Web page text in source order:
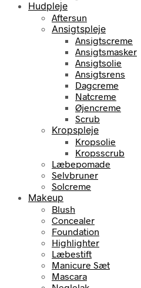
Hudpleje
Aftersun
Ansigtspleje
Ansigtscreme
Ansigtsmasker
Ansigtsolie
Ansigtsrens
Dagcreme
Natcreme
Øjencreme
Scrub
Kropspleje
Kropsolie
Kropsscrub
Læbepomade
Selvbruner
Solcreme
Makeup
Blush
Concealer
Foundation
Highlighter
Læbestift
Manicure Sæt
Mascara